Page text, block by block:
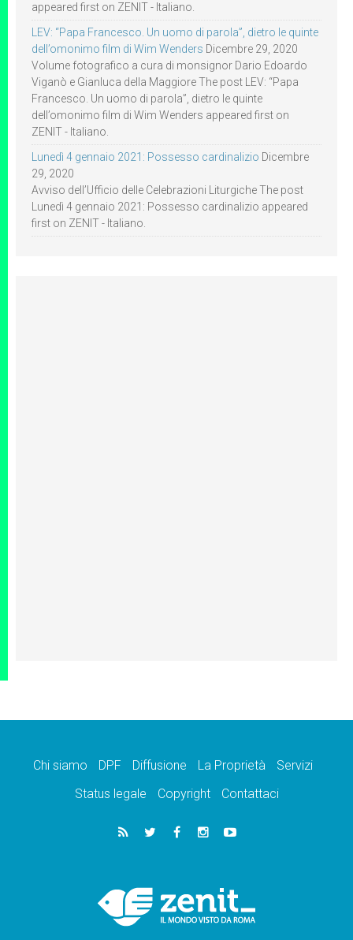
appeared first on ZENIT - Italiano.
LEV: “Papa Francesco. Un uomo di parola”, dietro le quinte
dell’omonimo film di Wim Wenders Dicembre 29, 2020
Volume fotografico a cura di monsignor Dario Edoardo
Viganò e Gianluca della Maggiore The post LEV: “Papa
Francesco. Un uomo di parola”, dietro le quinte
dell’omonimo film di Wim Wenders appeared first on
ZENIT - Italiano.
Lunedì 4 gennaio 2021: Possesso cardinalizio Dicembre
29, 2020
Avviso dell’Ufficio delle Celebrazioni Liturgiche The post
Lunedì 4 gennaio 2021: Possesso cardinalizio appeared
first on ZENIT - Italiano.
Chi siamo DPF Diffusione La Proprietà
Servizi
Status legale
Copyright Contattaci